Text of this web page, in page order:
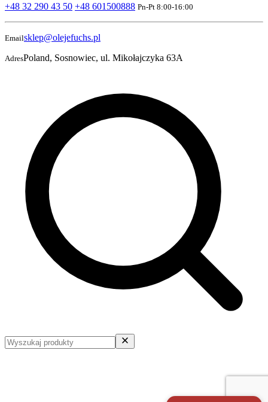
+48 32 290 43 50 +48 601500888 Pn-Pt 8:00-16:00
Emailsklep@olejefuchs.pl
AdresPoland, Sosnowiec, ul. Mikołajczyka 63A